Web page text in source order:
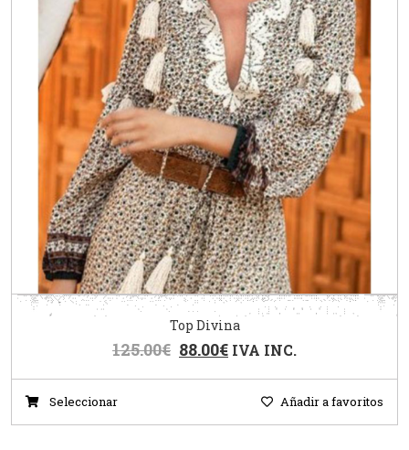
Top Divina
125.00€ 88.00€ IVA INC.
Seleccionar Añadir a favoritos